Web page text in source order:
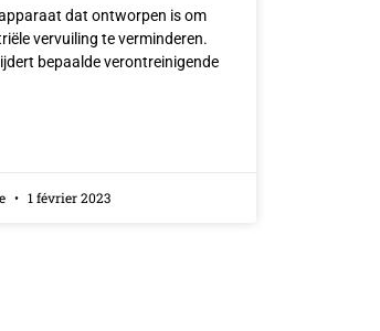
dat ontworpen is om
vervuiling te verminderen.
bepaalde verontreinigende
1 février 2023